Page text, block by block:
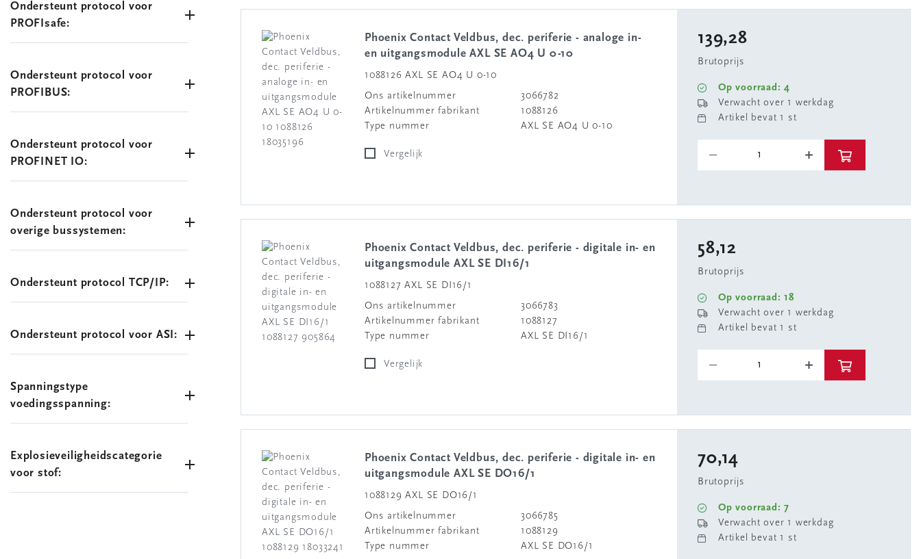
Ondersteunt protocol voor
PROFIsafe:
Ondersteunt protocol voor
PROFIBUS:
Ondersteunt protocol voor
PROFINET IO:
Ondersteunt protocol voor
overige bussystemen:
Ondersteunt protocol TCP/IP:
Ondersteunt protocol voor ASI:
Spanningstype
voedingsspanning:
Explosieveiligheidscategorie
voor stof:
Phoenix Contact Veldbus, dec. periferie - analoge in-
en uitgangsmodule AXL SE AO4 U 0-10
1088126 AXL SE AO4 U 0-10
Ons artikelnummer
3066782
Artikelnummer fabrikant
1088126
Type nummer
AXL SE AO4 U 0-10
Vergelijk
139,28
Brutoprijs
Op voorraad: 4
Verwacht over 1 werkdag
Artikel bevat 1 st
Phoenix Contact Veldbus, dec. periferie - digitale in- en
uitgangsmodule AXL SE DI16/1
1088127 AXL SE DI16/1
Ons artikelnummer
3066783
Artikelnummer fabrikant
1088127
Type nummer
AXL SE DI16/1
Vergelijk
58,12
Brutoprijs
Op voorraad: 18
Verwacht over 1 werkdag
Artikel bevat 1 st
Phoenix Contact Veldbus, dec. periferie - digitale in- en
uitgangsmodule AXL SE DO16/1
1088129 AXL SE DO16/1
Ons artikelnummer
3066785
Artikelnummer fabrikant
1088129
Type nummer
AXL SE DO16/1
70,14
Brutoprijs
Op voorraad: 7
Verwacht over 1 werkdag
Artikel bevat 1 st